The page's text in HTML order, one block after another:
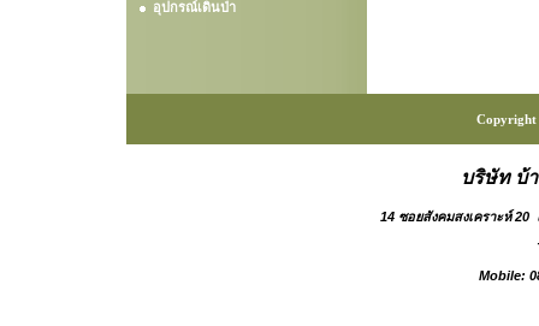
อุปกรณ์เดินป่า
Copyright
บริษัท บ้
14 ซอยสังคมสงเคราะห์ 20
Mobile: